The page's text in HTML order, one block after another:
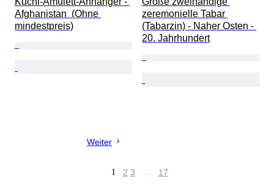
Afghanistan  (Ohne
mindestpreis)
zeremonielle Tabar
(Tabarzin) - Naher Osten -
20. Jahrhundert
Weiter
1 2 3 … 17